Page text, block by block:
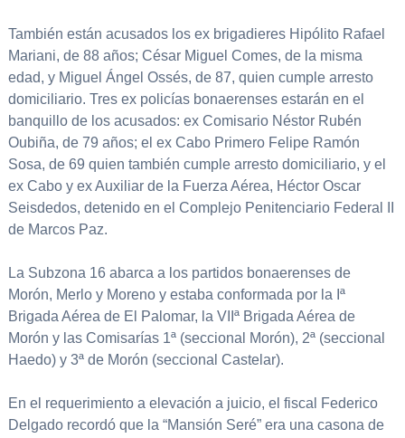
También están acusados los ex brigadieres Hipólito Rafael
Mariani, de 88 años; César Miguel Comes, de la misma
edad, y Miguel Ángel Ossés, de 87, quien cumple arresto
domiciliario. Tres ex policías bonaerenses estarán en el
banquillo de los acusados: ex Comisario Néstor Rubén
Oubiña, de 79 años; el ex Cabo Primero Felipe Ramón
Sosa, de 69 quien también cumple arresto domiciliario, y el
ex Cabo y ex Auxiliar de la Fuerza Aérea, Héctor Oscar
Seisdedos, detenido en el Complejo Penitenciario Federal II
de Marcos Paz.
La Subzona 16 abarca a los partidos bonaerenses de
Morón, Merlo y Moreno y estaba conformada por la Iª
Brigada Aérea de El Palomar, la VIIª Brigada Aérea de
Morón y las Comisarías 1ª (seccional Morón), 2ª (seccional
Haedo) y 3ª de Morón (seccional Castelar).
En el requerimiento a elevación a juicio, el fiscal Federico
Delgado recordó que la “Mansión Seré” era una casona de